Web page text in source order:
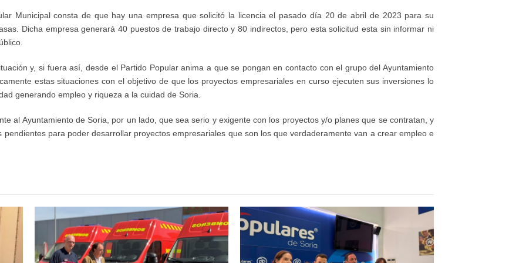
Municipal consta de que hay una empresa que solicitó la licencia el pasado día 20 de abril de 2023 para su
Dicha empresa generará 40 puestos de trabajo directo y 80 indirectos, pero esta solicitud esta sin informar ni
y, si fuera así, desde el Partido Popular anima a que se pongan en contacto con el grupo del Ayuntamiento
estas situaciones con el objetivo de que los proyectos empresariales en curso ejecuten sus inversiones lo
generando empleo y riqueza a la cuidad de Soria.
al Ayuntamiento de Soria, por un lado, que sea serio y exigente con los proyectos y/o planes que se contratan, y
para poder desarrollar proyectos empresariales que son los que verdaderamente van a crear empleo e